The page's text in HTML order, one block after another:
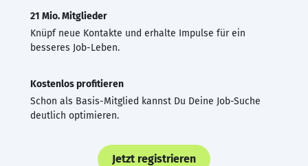
21 Mio. Mitglieder
Knüpf neue Kontakte und erhalte Impulse für ein
besseres Job-Leben.
Kostenlos profitieren
Schon als Basis-Mitglied kannst Du Deine Job-Suche
deutlich optimieren.
Jetzt registrieren